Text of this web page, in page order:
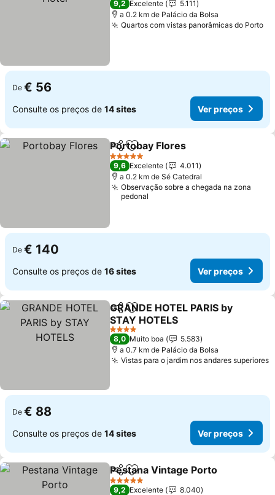
9,2 Excelente
5.111
a 0.2 km de Palácio da Bolsa
Quartos com vistas panorâmicas do Porto
De € 56
Consulte os preços de 14 sites Ver preços
PartilharAdicionar aos favoritos
Portobay Flores
5 Estrelas
9,6 Excelente
4.011
a 0.2 km de Sé Catedral
Observação sobre a chegada na zona
pedonal
De € 140
Consulte os preços de 16 sites Ver preços
PartilharAdicionar aos favoritos
GRANDE HOTEL PARIS by
STAY HOTELS
Ver preços
4 Estrelas
8,0 Muito boa
5.583
a 0.7 km de Palácio da Bolsa
Vistas para o jardim nos andares superiores
De € 88
Consulte os preços de 14 sites Ver preços
PartilharAdicionar aos favoritos
Pestana Vintage Porto
5 Estrelas
9,2 Excelente
8.040